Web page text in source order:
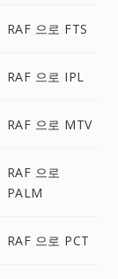
RAF 으로 FTS
RAF 으로 IPL
RAF 으로 MTV
RAF 으로
PALM
RAF 으로 PCT